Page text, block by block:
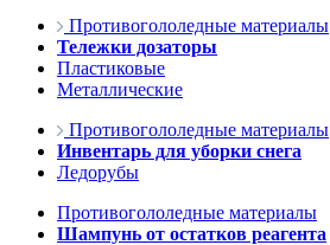
Противогололедные материалы
Тележки дозаторы
Пластиковые
Металлические
Противогололедные материалы
Инвентарь для уборки снега
Ледорубы
Противогололедные материалы
Шампунь от остатков реагента